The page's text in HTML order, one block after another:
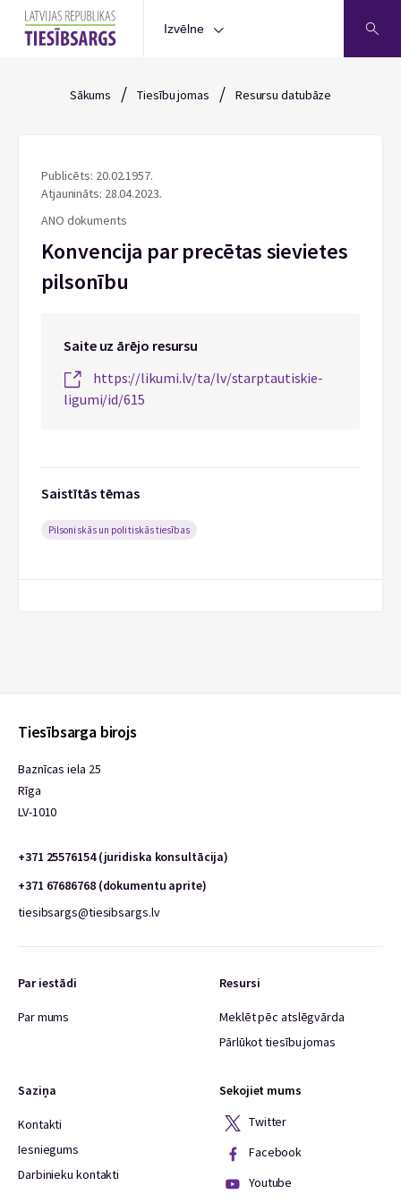
Izvēlne
Sākums / Tiesību jomas / Resursu datubāze
Publicēts: 20.02.1957.
Atjaunināts: 28.04.2023.
ANO dokuments
Konvencija par precētas sievietes
pilsonību
Saite uz ārējo resursu
https://likumi.lv/ta/lv/starptautiskie-
ligumi/id/615
Saistītās tēmas
Pilsoniskās un politiskās tiesības
Tiesībsarga birojs
Baznīcas iela 25
Rīga
LV-1010
+371 25576154 (juridiska konsultācija)
+371 67686768 (dokumentu aprite)
tiesibsargs@tiesibsargs.lv
Par iestādi
Par mums
Resursi
Meklēt pēc atslēgvārda
Pārlūkot tiesību jomas
Saziņa
Kontakti
Iesniegums
Darbinieku kontakti
Sekojiet mums
Twitter
Facebook
Youtube